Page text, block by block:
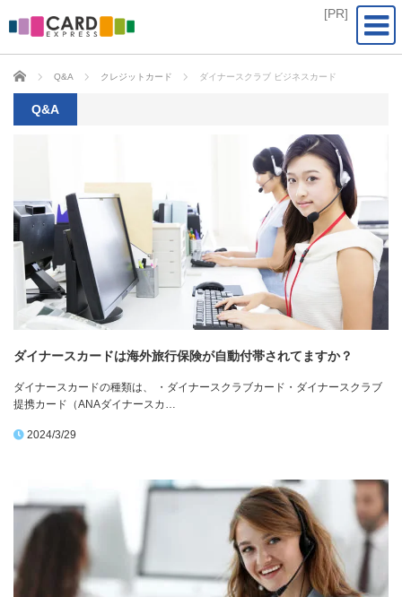
CARD EXPRESS
Q&A クレジットカード ダイナースクラブ ビジネスカード
Q&A
ダイナースカードは海外旅行保険が自動付帯されてますか？
ダイナースカードの種類は、 ・ダイナースクラブカード・ダイナースクラブ
提携カード（ANAダイナースカ…
2024/3/29